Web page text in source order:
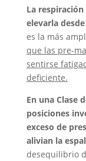
La
elevarla
es la más
que las pre-
sentirse
deficiente.
En una Clase
posiciones
exceso de
alivian la
desequilibrio